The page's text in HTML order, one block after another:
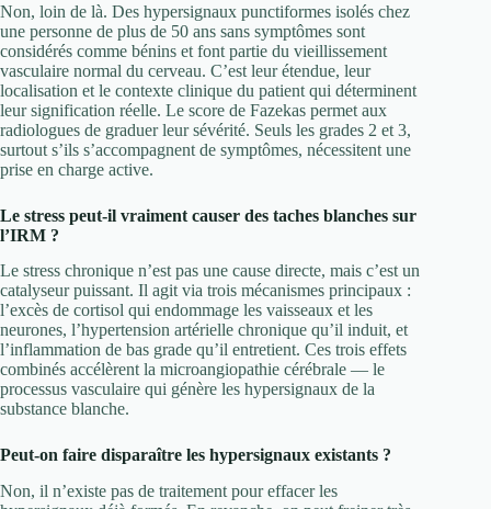
Non, loin de là. Des hypersignaux punctiformes isolés chez
une personne de plus de 50 ans sans symptômes sont
considérés comme bénins et font partie du vieillissement
vasculaire normal du cerveau. C’est leur étendue, leur
localisation et le contexte clinique du patient qui déterminent
leur signification réelle. Le score de Fazekas permet aux
radiologues de graduer leur sévérité. Seuls les grades 2 et 3,
surtout s’ils s’accompagnent de symptômes, nécessitent une
prise en charge active.
Le stress peut-il vraiment causer des taches blanches sur
l’IRM ?
Le stress chronique n’est pas une cause directe, mais c’est un
catalyseur puissant. Il agit via trois mécanismes principaux :
l’excès de cortisol qui endommage les vaisseaux et les
neurones, l’hypertension artérielle chronique qu’il induit, et
l’inflammation de bas grade qu’il entretient. Ces trois effets
combinés accélèrent la microangiopathie cérébrale — le
processus vasculaire qui génère les hypersignaux de la
substance blanche.
Peut-on faire disparaître les hypersignaux existants ?
Non, il n’existe pas de traitement pour effacer les